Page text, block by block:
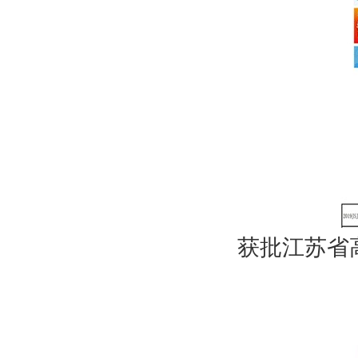
获批江苏省